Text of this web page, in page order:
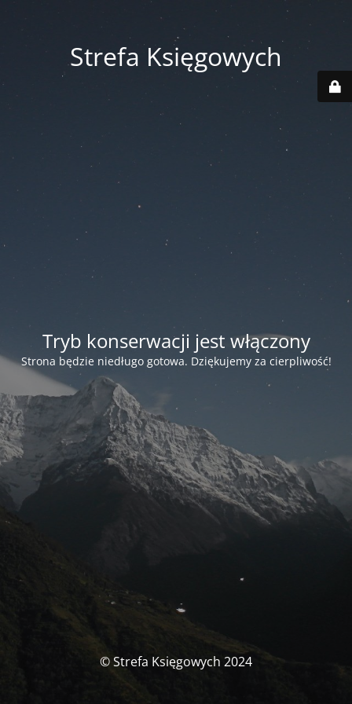
Strefa Księgowych
Tryb konserwacji jest włączony
Strona będzie niedługo gotowa. Dziękujemy za cierpliwość!
© Strefa Księgowych 2024